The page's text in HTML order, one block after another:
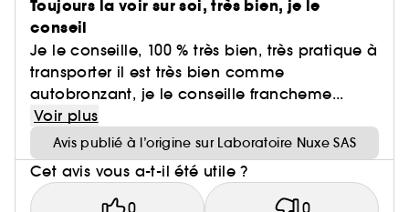
Toujours la voir sur soi, très bien, je le
conseil
Je le conseille, 100 % très bien, très pratique à
transporter il est très bien comme
autobronzant, je le conseille francheme...
Voir plus
Avis publié à l’origine sur Laboratoire Nuxe SAS
Cet avis vous a-t-il été utile ?
0 0